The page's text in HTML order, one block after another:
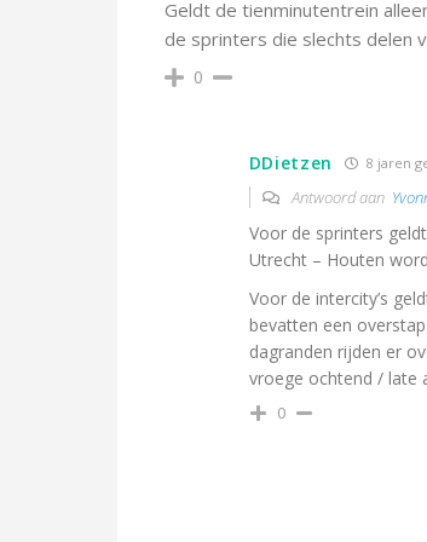
Geldt de tienminutentrein
de sprinters die slechts delen
0
DDietzen 8 jaren
Antwoord aan
Voor de sprinters
Utrecht – Houten
Voor de intercity’s
bevatten een
dagranden rijden er
vroege ochtend / late
0